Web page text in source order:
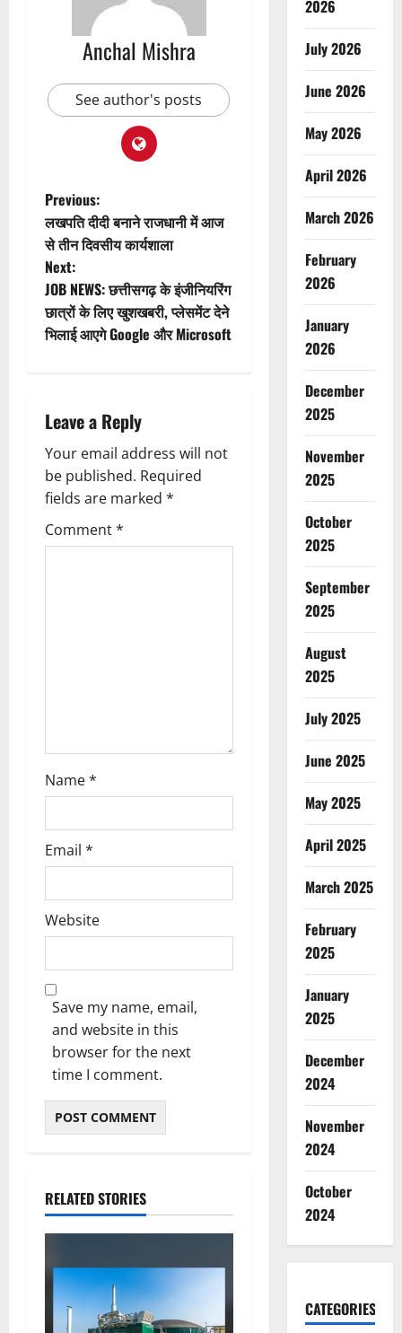
Anchal Mishra
See author's posts
P
o
s
t
v
i
g
a
Previous:
लखपति दीदी बनाने राजधानी में आज
से तीन दिवसीय कार्यशाला
Next:
JOB NEWS: छत्तीसगढ़ के इंजीनियरिंग
छात्रों के लिए खुशखबरी, प्लेसमेंट देने
भिलाई आएगे Google और Microsoft
Leave a Reply
Your email address will not
be published. Required
fields are marked *
Comment*
Name*
Email *
Website
Save my name, email,
and website in this
browser for the next
time I comment.
RELATED STORIES
2026
July 2026
June 2026
May 2026
April 2026
March 2026
February
2026
January
2026
December
2025
November
2025
October
2025
September
2025
August
2025
July 2025
June 2025
May 2025
April 2025
March 2025
February
2025
January
2025
December
2024
November
2024
October
2024
CATEGORIES